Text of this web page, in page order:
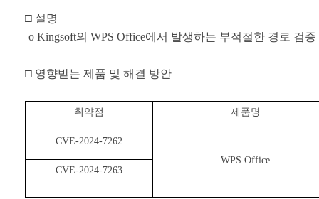
□ 설명
o Kingsoft의 WPS Office에서 발생하는 부적절한 경로 검증
□ 영향받는 제품 및 해결 방안
취약점 제품명
CVE-2024-7262
WPS Office
CVE-2024-7263